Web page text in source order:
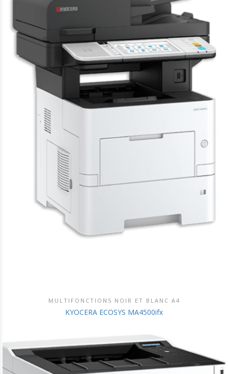
DÉCOUVRIR CE PRODUIT
MULTIFONCTIONS NOIR ET BLANC A4
KYOCERA ECOSYS MA4500ifx